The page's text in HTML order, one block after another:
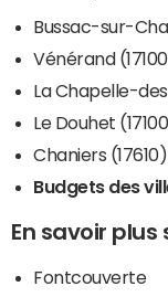
Bussac-sur-
Vénérand
La Chapelle-
Le Douhet
Chaniers (17610)
Budgets des
En savoir
Fontcouverte